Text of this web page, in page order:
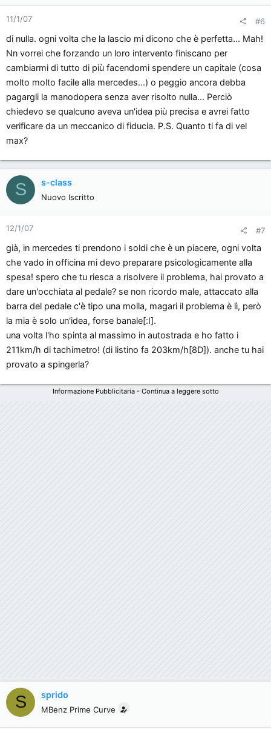
11/1/07 #6
di nulla. ogni volta che la lascio mi dicono che è perfetta... Mah!
Nn vorrei che forzando un loro intervento finiscano per
cambiarmi di tutto di più facendomi spendere un capitale (cosa
molto molto facile alla mercedes...) o peggio ancora debba
pagargli la manodopera senza aver risolto nulla... Perciò
chiedevo se qualcuno aveva un'idea più precisa e avrei fatto
verificare da un meccanico di fiducia. P.S. Quanto ti fa di vel
max?
S s-class
Nuovo Iscritto
12/1/07 #7
già, in mercedes ti prendono i soldi che è un piacere, ogni volta
che vado in officina mi devo preparare psicologicamente alla
spesa! spero che tu riesca a risolvere il problema, hai provato a
dare un'occhiata al pedale? se non ricordo male, attaccato alla
barra del pedale c'è tipo una molla, magari il problema è lì, però
la mia è solo un'idea, forse banale[:I].
una volta l'ho spinta al massimo in autostrada e ho fatto i
211km/h di tachimetro! (di listino fa 203km/h[8D]). anche tu hai
provato a spingerla?
Informazione Pubblicitaria - Continua a leggere sotto
S sprido
MBenz Prime Curve